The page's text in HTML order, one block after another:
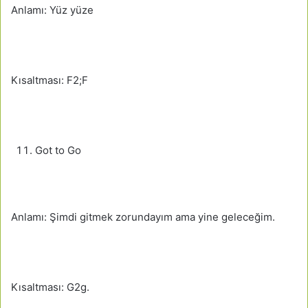
Anlamı: Yüz yüze
Kısaltması: F2;F
Got to Go
Anlamı: Şimdi gitmek zorundayım ama yine geleceğim.
Kısaltması: G2g.